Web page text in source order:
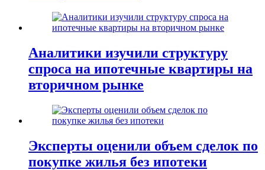
Аналитики изучили структуру
спроса на ипотечные квартиры на
вторичном рынке
Эксперты оценили объем сделок по
покупке жилья без ипотеки